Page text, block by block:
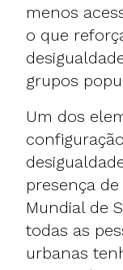
menos
o que
grupos
Um dos
presença de
Mundial de
todas as
urbanas